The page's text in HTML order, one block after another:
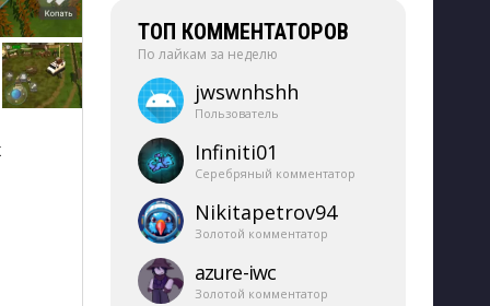
ТОП КОММЕНТАТОРОВ
По лайкам за неделю
jwswnhshh
Пользователь
Infiniti01
Серебряный комментатор
Nikitapetrov94
Золотой комментатор
azure-​iwc
Золотой комментатор